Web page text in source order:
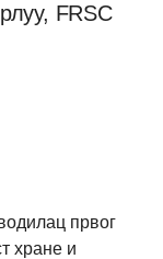
FRSC
првог
хране и